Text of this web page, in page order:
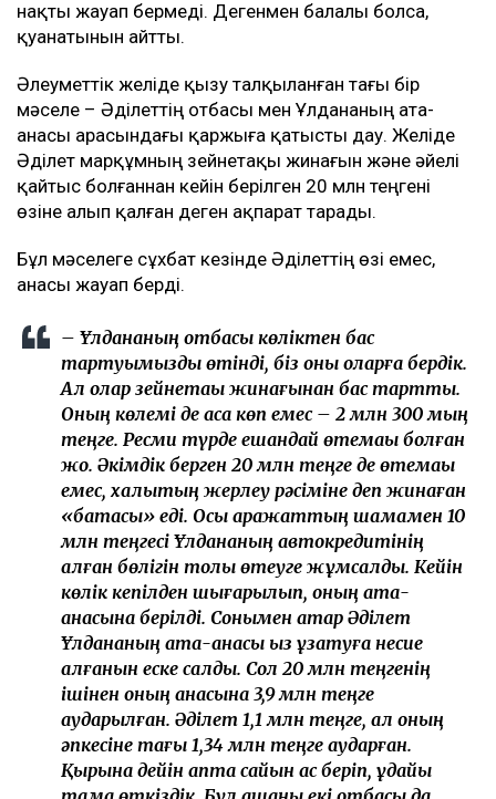
нақты жауап бермеді. Дегенмен балалы болса,
қуанатынын айтты.
Әлеуметтік желіде қызу талқыланған тағы бір
мәселе – Әділеттің отбасы мен Ұлдананың ата-
анасы арасындағы қаржыға қатысты дау. Желіде
Әділет марқұмның зейнетақы жинағын және әйелі
қайтыс болғаннан кейін берілген 20 млн теңгені
өзіне алып қалған деген ақпарат тарады.
Бұл мәселеге сұхбат кезінде Әділеттің өзі емес,
анасы жауап берді.
– Ұлдананың отбасы көліктен бас
тартуымызды өтінді, біз оны оларға бердік.
Ал олар зейнетақы жинағынан бас тартты.
Оның көлемі де аса көп емес – 2 млн 300 мың
теңге. Ресми түрде ешқандай өтемақы болған
жоқ. Әкімдік берген 20 млн теңге де өтемақы
емес, халықтың жерлеу рәсіміне деп жинаған
«батасы» еді. Осы қаражаттың шамамен 10
млн теңгесі Ұлдананың автокредитінің
қалған бөлігін толық өтеуге жұмсалды. Кейін
көлік кепілден шығарылып, оның ата-
анасына берілді. Сонымен қатар Әділет
Ұлдананың ата-анасы қыз ұзатуға несие
алғанын еске салды. Сол 20 млн теңгенің
ішінен оның анасына 3,9 млн теңге
аударылған. Әділет 1,1 млн теңге, ал оның
әпкесіне тағы 1,34 млн теңге аударған.
Қырқына дейін апта сайын ас беріп, құдайы